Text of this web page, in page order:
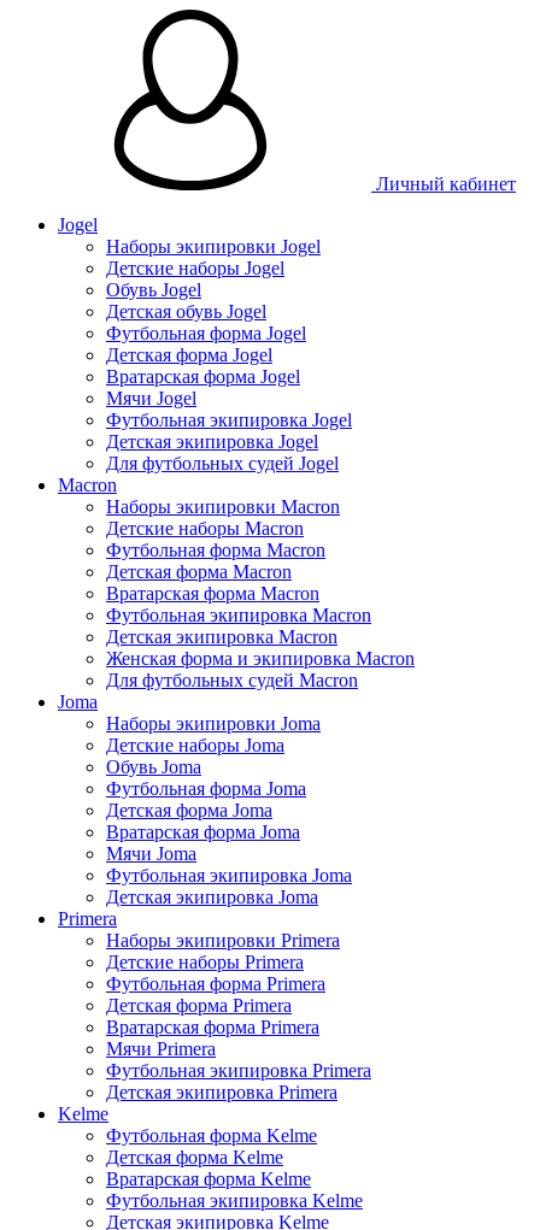
Личный кабинет
Jogel
Наборы экипировки Jogel
Детские наборы Jogel
Обувь Jogel
Детская обувь Jogel
Футбольная форма Jogel
Детская форма Jogel
Вратарская форма Jogel
Мячи Jogel
Футбольная экипировка Jogel
Детская экипировка Jogel
Для футбольных судей Jogel
Macron
Наборы экипировки Macron
Детские наборы Macron
Футбольная форма Macron
Детская форма Macron
Вратарская форма Macron
Футбольная экипировка Macron
Детская экипировка Macron
Женская форма и экипировка Macron
Для футбольных судей Macron
Joma
Наборы экипировки Joma
Детские наборы Joma
Обувь Joma
Футбольная форма Joma
Детская форма Joma
Вратарская форма Joma
Мячи Joma
Футбольная экипировка Joma
Детская экипировка Joma
Primera
Наборы экипировки Primera
Детские наборы Primera
Футбольная форма Primera
Детская форма Primera
Вратарская форма Primera
Мячи Primera
Футбольная экипировка Primera
Детская экипировка Primera
Kelme
Футбольная форма Kelme
Детская форма Kelme
Вратарская форма Kelme
Футбольная экипировка Kelme
Детская экипировка Kelme